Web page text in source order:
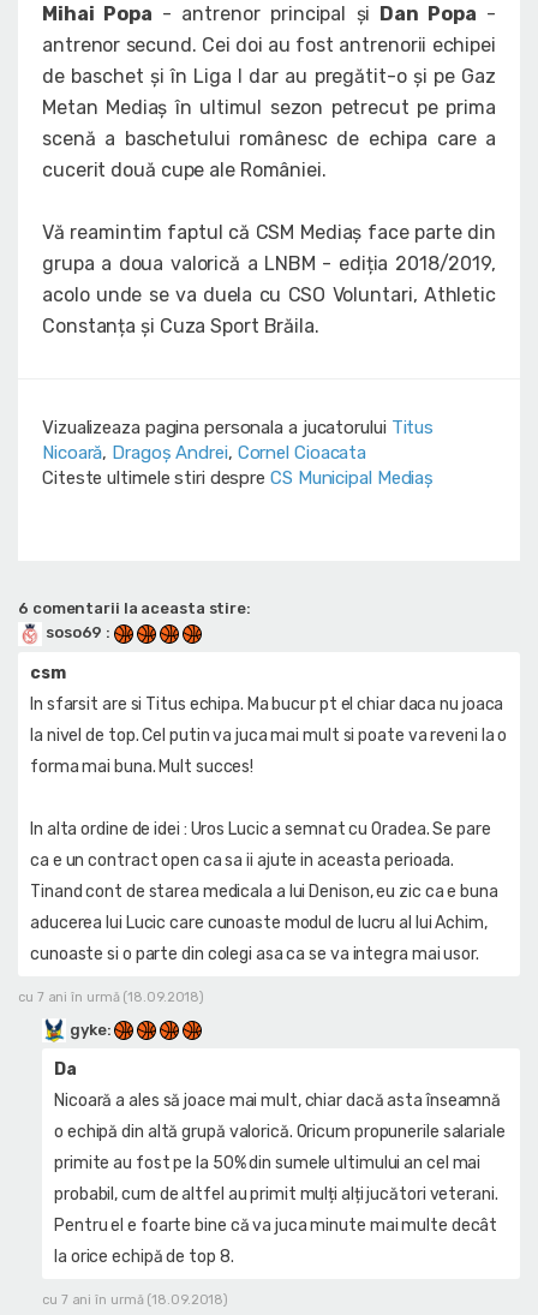
Mihai Popa - antrenor principal și Dan Popa -
antrenor secund. Cei doi au fost antrenorii echipei
de baschet și în Liga I dar au pregătit-o și pe Gaz
Metan Mediaș în ultimul sezon petrecut pe prima
scenă a baschetului românesc de echipa care a
cucerit două cupe ale României.
Vă reamintim faptul că CSM Mediaș face parte din
grupa a doua valorică a LNBM - ediția 2018/2019,
acolo unde se va duela cu CSO Voluntari, Athletic
Constanța și Cuza Sport Brăila.
Vizualizeaza pagina personala a jucatorului Titus
Nicoară, Dragoş Andrei, Cornel Cioacata
Citeste ultimele stiri despre CS Municipal Mediaș
6 comentarii la aceasta stire:
soso69 :
csm
In sfarsit are si Titus echipa. Ma bucur pt el chiar daca nu joaca
la nivel de top. Cel putin va juca mai mult si poate va reveni la o
forma mai buna. Mult succes!
In alta ordine de idei : Uros Lucic a semnat cu Oradea. Se pare
ca e un contract open ca sa ii ajute in aceasta perioada.
Tinand cont de starea medicala a lui Denison, eu zic ca e buna
aducerea lui Lucic care cunoaste modul de lucru al lui Achim,
cunoaste si o parte din colegi asa ca se va integra mai usor.
cu 7 ani în urmă (18.09.2018)
gyke:
Da
Nicoară a ales să joace mai mult, chiar dacă asta înseamnă
o echipă din altă grupă valorică. Oricum propunerile salariale
primite au fost pe la 50% din sumele ultimului an cel mai
probabil, cum de altfel au primit mulți alți jucători veterani.
Pentru el e foarte bine că va juca minute mai multe decât
la orice echipă de top 8.
cu 7 ani în urmă (18.09.2018)